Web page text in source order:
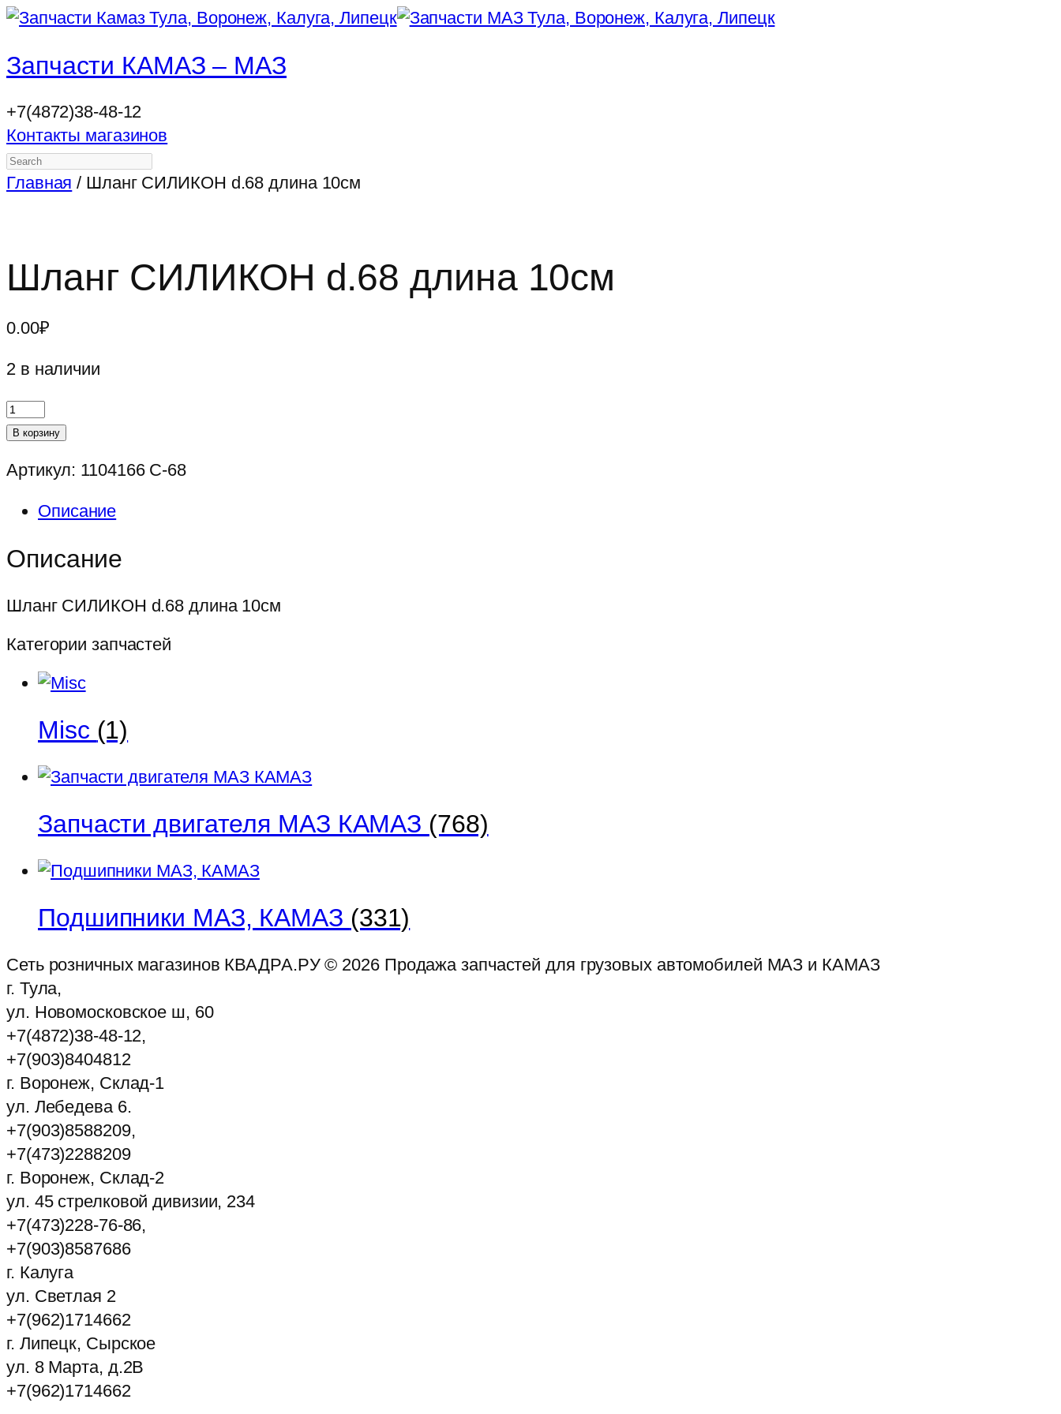
Запчасти КАМАЗ – МАЗ
+7(4872)38-48-12
Контакты магазинов
Search
Главная / Шланг СИЛИКОН d.68 длина 10см
Шланг СИЛИКОН d.68 длина 10см
0.00₽
2 в наличии
Количество
товара
СИЛИКОН
длина
10см
В корзину
Артикул: 1104166 С-68
Описание
Описание
Шланг СИЛИКОН d.68 длина 10см
Категории запчастей
Misc (1)
Запчасти двигателя МАЗ КАМАЗ (768)
Подшипники МАЗ, КАМАЗ (331)
Сеть розничных магазинов КВАДРА.РУ © 2026Продажа запчастей для грузовых автомобилей МАЗ и КАМАЗ
г. Тула,
ул. Новомосковское ш, 60
+7(4872)38-48-12,
+7(903)8404812
г. Воронеж, Склад-1
ул. Лебедева 6.
+7(903)8588209,
+7(473)2288209
г. Воронеж, Склад-2
ул. 45 стрелковой дивизии, 234
+7(473)228-76-86,
+7(903)8587686
г. Калуга
ул. Светлая 2
+7(962)1714662
г. Липецк, Сырское
ул. 8 Марта, д.2В
+7(962)1714662